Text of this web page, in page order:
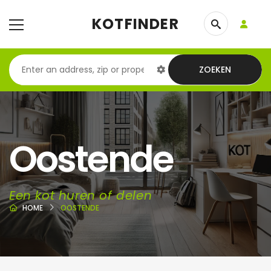
KOTFINDER
ZOEKEN
Oostende
Een kot huren of delen
HOME OOSTENDE